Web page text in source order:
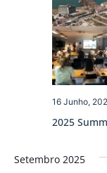
2025
16 Junho,
Setembro 2025